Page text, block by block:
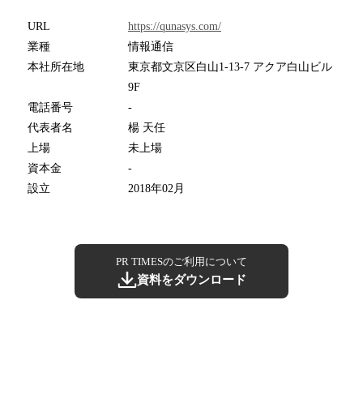
URL
https://qunasys.com/
業種
情報通信
本社所在地
東京都文京区白山1-13-7 アクア白山ビル
9F
電話番号
-
代表者名
楊 天任
上場
未上場
資本金
-
設立
2018年02月
PR TIMESのご利用について
資料をダウンロード